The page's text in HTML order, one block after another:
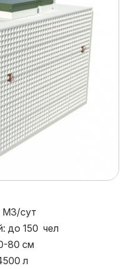
М3/сут
до 150 чел
80 см
л